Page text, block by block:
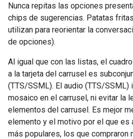
Nunca repitas las opciones
chips de sugerencias. Patatas
utilizan para reorientar la
de opciones).
Al igual que con las listas, el
a la tarjeta del carrusel es
(TTS/SSML). El audio (TTS/
mosaico en el carrusel, ni evitar la
elementos del carrusel. Es mejor
elemento y el motivo por el que es
más populares, los que compraron